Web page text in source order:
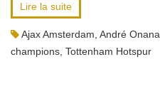
Lire la suite
Ajax Amsterdam André Onana
champions Tottenham Hotspur